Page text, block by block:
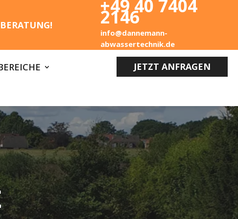
+49 40 7404
2146
info@dannemann-
abwassertechnik.de
JETZT ANFRAGEN